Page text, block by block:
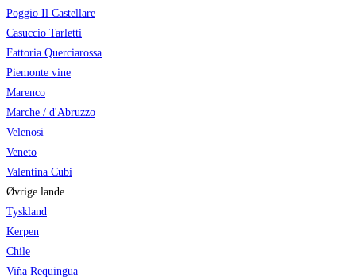
Poggio Il Castellare
Casuccio Tarletti
Fattoria Querciarossa
Piemonte vine
Marenco
Marche / d'Abruzzo
Velenosi
Veneto
Valentina Cubi
Øvrige lande
Tyskland
Kerpen
Chile
Viña Requingua